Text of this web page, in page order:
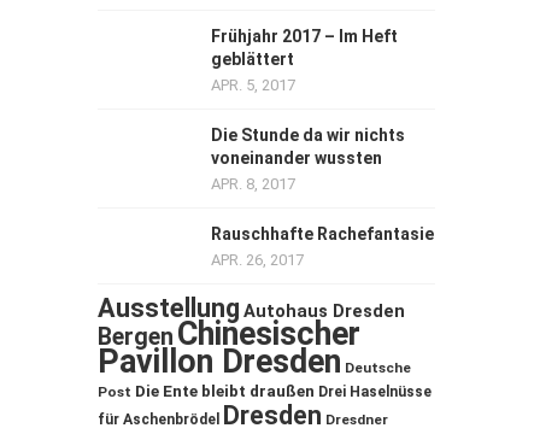
Frühjahr 2017 – Im Heft
geblättert
APR. 5, 2017
Die Stunde da wir nichts
voneinander wussten
APR. 8, 2017
Rauschhafte Rachefantasie
APR. 26, 2017
Ausstellung Autohaus Dresden
Bergen Chinesischer
Pavillon Dresden Deutsche
Post Die Ente bleibt draußen Drei Haselnüsse
für Aschenbrödel
Dresden Dresdner